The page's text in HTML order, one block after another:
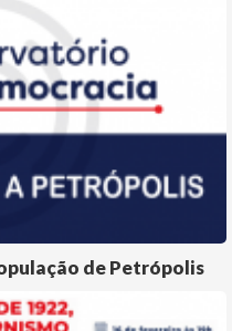
de Petrópolis